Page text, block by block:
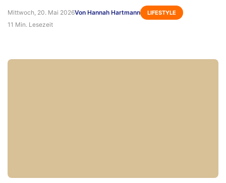
Mittwoch, 20. Mai 2026Von Hannah Hartmann LIFESTYLE
11 Min. Lesezeit